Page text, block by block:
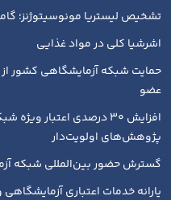
تشخیص لیستریا مونوسیتوژنز؛
اشرشیا کلی در مواد غذایی
حمایت شبکه آزمایشگاهی کشور
عضو
افزایش ۳۰ درصدی اعتبار
پژوهش‌های اولویت‌دار
گسترش حضور بین‌المللی شبکه